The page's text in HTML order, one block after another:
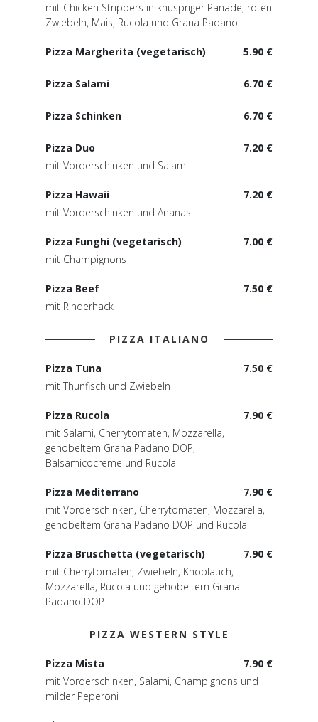
mit Chicken Strippers in knuspriger Panade, roten
Zwiebeln, Mais, Rucola und Grana Padano
5.90 €
Pizza Margherita (vegetarisch)
6.70 €
Pizza Salami
6.70 €
Pizza Schinken
7.20 €
Pizza Duo
mit Vorderschinken und Salami
7.20 €
Pizza Hawaii
mit Vorderschinken und Ananas
7.00 €
Pizza Funghi (vegetarisch)
mit Champignons
7.50 €
Pizza Beef
mit Rinderhack
PIZZA ITALIANO
7.50 €
Pizza Tuna
mit Thunfisch und Zwiebeln
7.90 €
Pizza Rucola
mit Salami, Cherrytomaten, Mozzarella,
gehobeltem Grana Padano DOP,
Balsamicocreme und Rucola
7.90 €
Pizza Mediterrano
mit Vorderschinken, Cherrytomaten, Mozzarella,
gehobeltem Grana Padano DOP und Rucola
7.90 €
Pizza Bruschetta (vegetarisch)
mit Cherrytomaten, Zwiebeln, Knoblauch,
Mozzarella, Rucola und gehobeltem Grana
Padano DOP
PIZZA WESTERN STYLE
7.90 €
Pizza Mista
mit Vorderschinken, Salami, Champignons und
milder Peperoni